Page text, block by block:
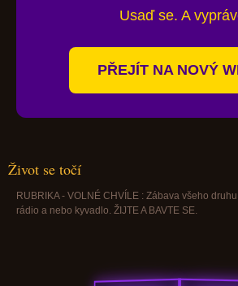
Usaď se. A
PŘEJÍT NA NOVÝ
Život se točí
RUBRIKA - VOLNÉ CHVÍLE : Zábava všeho
rádio a nebo kyvadlo. ŽIJTE A BAVTE SE.